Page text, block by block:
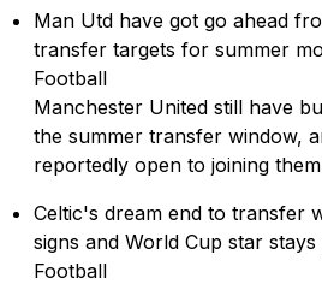
Man Utd have got go ahead
transfer targets for summer
Football
Manchester United still have
the summer transfer window,
reportedly open to joining them
Celtic's dream end to transfer
signs and World Cup star
Football